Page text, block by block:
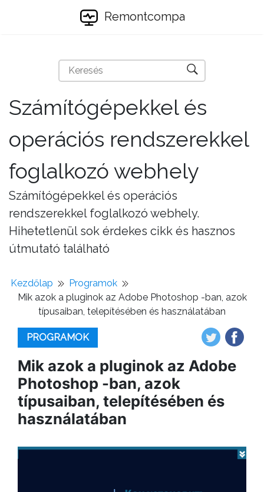
Remontcompa
Számítógépekkel és
operációs rendszerekkel
foglalkozó webhely
Számítógépekkel és operációs
rendszerekkel foglalkozó webhely.
Hihetetlenül sok érdekes cikk és hasznos
útmutató található
Kezdőlap
Programok
Mik azok a pluginok az Adobe Photoshop -ban, azok
típusaiban, telepítésében és használatában
PROGRAMOK
Mik azok a pluginok az Adobe
Photoshop -ban, azok
típusaiban, telepítésében és
használatában